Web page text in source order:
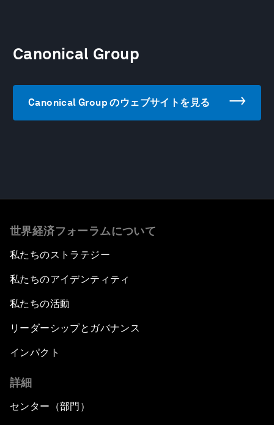
Canonical Group
Canonical Group のウェブサイトを見る
世界経済フォーラムについて
私たちのストラテジー
私たちのアイデンティティ
私たちの活動
リーダーシップとガバナンス
インパクト
詳細
センター（部門）